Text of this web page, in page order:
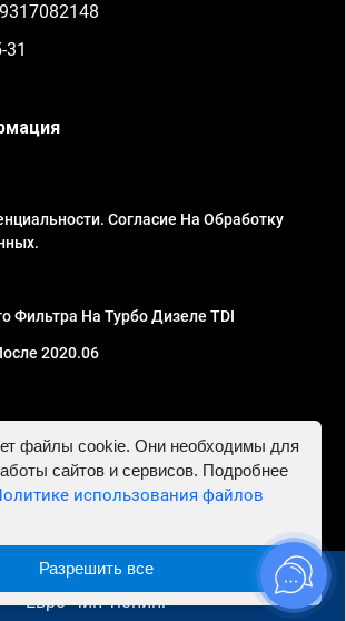
Согласие На Обработку
Фильтра На Турбо Дизеле TDI
2020.06
Павлович. ИНН 781302555843,
тюнинг в Ульяновске - Автосервис
"Евро Чип Тюнинг"
файлы cookie. Они необходимы для
сайтов и сервисов. Подробнее
использования файлов
Разрешить все